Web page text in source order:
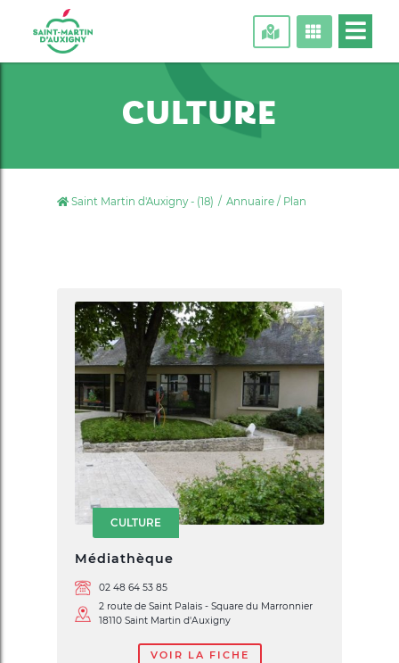
CULTURE
Saint Martin d'Auxigny - (18) Annuaire / Plan
CULTURE
Médiathèque
02 48 64 53 85
2 route de Saint Palais - Square du Marronnier
18110 Saint Martin d'Auxigny
VOIR LA FICHE